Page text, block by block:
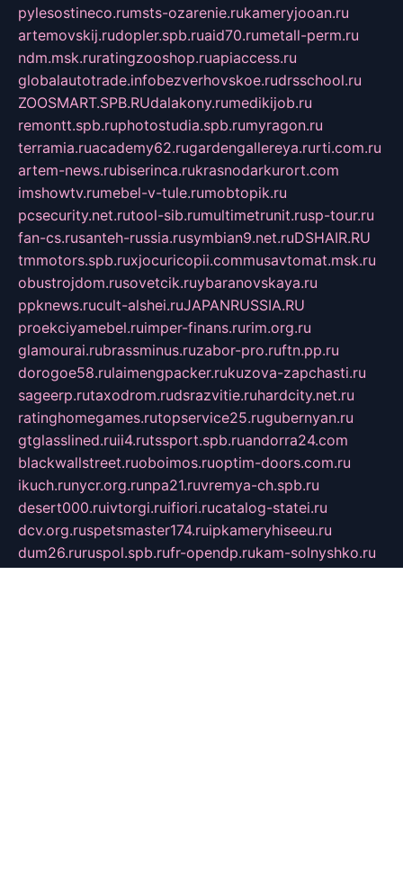
pylesostineco.rumsts-ozarenie.rukameryjooan.ru
artemovskij.rudopler.spb.ruaid70.rumetall-perm.ru
ndm.msk.ruratingzooshop.ruapiaccess.ru
globalautotrade.infobezverhovskoe.rudrsschool.ru
ZOOSMART.SPB.RUdalakony.rumedikijob.ru
remontt.spb.ruphotostudia.spb.rumyragon.ru
terramia.ruacademy62.rugardengallereya.rurti.com.ru
artem-news.rubiserinca.rukrasnodarkurort.com
imshowtv.rumebel-v-tule.rumobtopik.ru
pcsecurity.net.rutool-sib.rumultimetrunit.rusp-tour.ru
fan-cs.rusanteh-russia.rusymbian9.net.ruDSHAIR.RU
tmmotors.spb.ruxjocuricopii.commusavtomat.msk.ru
obustrojdom.rusovetcik.ruybaranovskaya.ru
ppknews.rucult-alshei.ruJAPANRUSSIA.RU
proekciyamebel.ruimper-finans.rurim.org.ru
glamourai.rubrassminus.ruzabor-pro.ruftn.pp.ru
dorogoe58.rulaimengpacker.rukuzova-zapchasti.ru
sageerp.rutaxodrom.rudsrazvitie.ruhardcity.net.ru
ratinghomegames.rutopservice25.rugubernyan.ru
gtglasslined.ruii4.rutssport.spb.ruandorra24.com
blackwallstreet.ruoboimos.ruoptim-doors.com.ru
ikuch.runycr.org.runpa21.ruvremya-ch.spb.ru
desert000.ruivtorgi.ruifiori.rucatalog-statei.ru
dcv.org.ruspetsmaster174.ruipkameryhiseeu.ru
dum26.ruruspol.spb.rufr-opendp.rukam-solnyshko.ru